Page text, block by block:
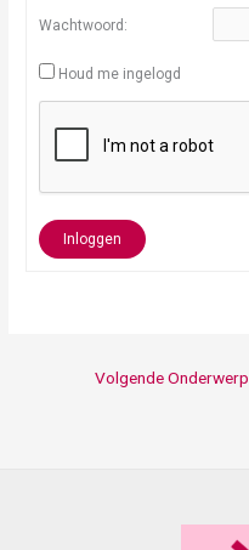
Wachtwoord:
Houd me ingelogd
Inloggen
Volgende Onderwerp